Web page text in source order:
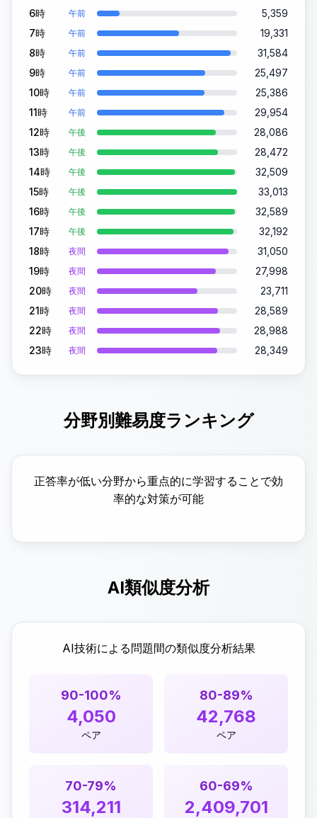
6時
午前
5,359
7時
午前
19,331
8時
午前
31,584
9時
午前
25,497
10時
午前
25,386
11時
午前
29,954
12時
午後
28,086
13時
午後
28,472
14時
午後
32,509
15時
午後
33,013
16時
午後
32,589
17時
午後
32,192
18時
夜間
31,050
19時
夜間
27,998
20時
夜間
23,711
21時
夜間
28,589
22時
夜間
28,988
23時
夜間 28,349
分野別難易度ランキング
正答率が低い分野から重点的に学習することで効
率的な対策が可能
AI類似度分析
AI技術による問題間の類似度分析結果
90-100%
4,050
ペア
80-89%
42,768
ペア
70-79%
314,211
60-69%
2,409,701